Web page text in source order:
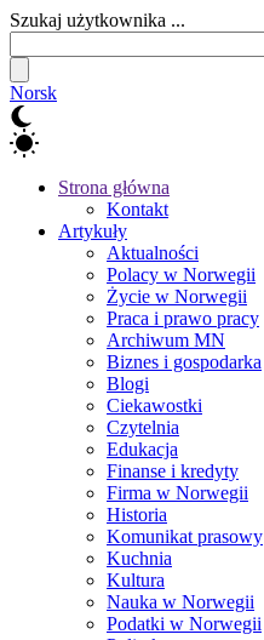
Szukaj użytkownika ...
Norsk
Strona główna
Kontakt
Artykuły
Aktualności
Polacy w Norwegii
Życie w Norwegii
Praca i prawo pracy
Archiwum MN
Biznes i gospodarka
Blogi
Ciekawostki
Czytelnia
Edukacja
Finanse i kredyty
Firma w Norwegii
Historia
Komunikat prasowy
Kuchnia
Kultura
Nauka w Norwegii
Podatki w Norwegii